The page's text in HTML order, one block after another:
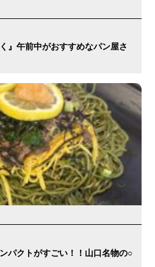
』午前中がおすすめなパン屋さ
パクトがすごい！！山口名物の○